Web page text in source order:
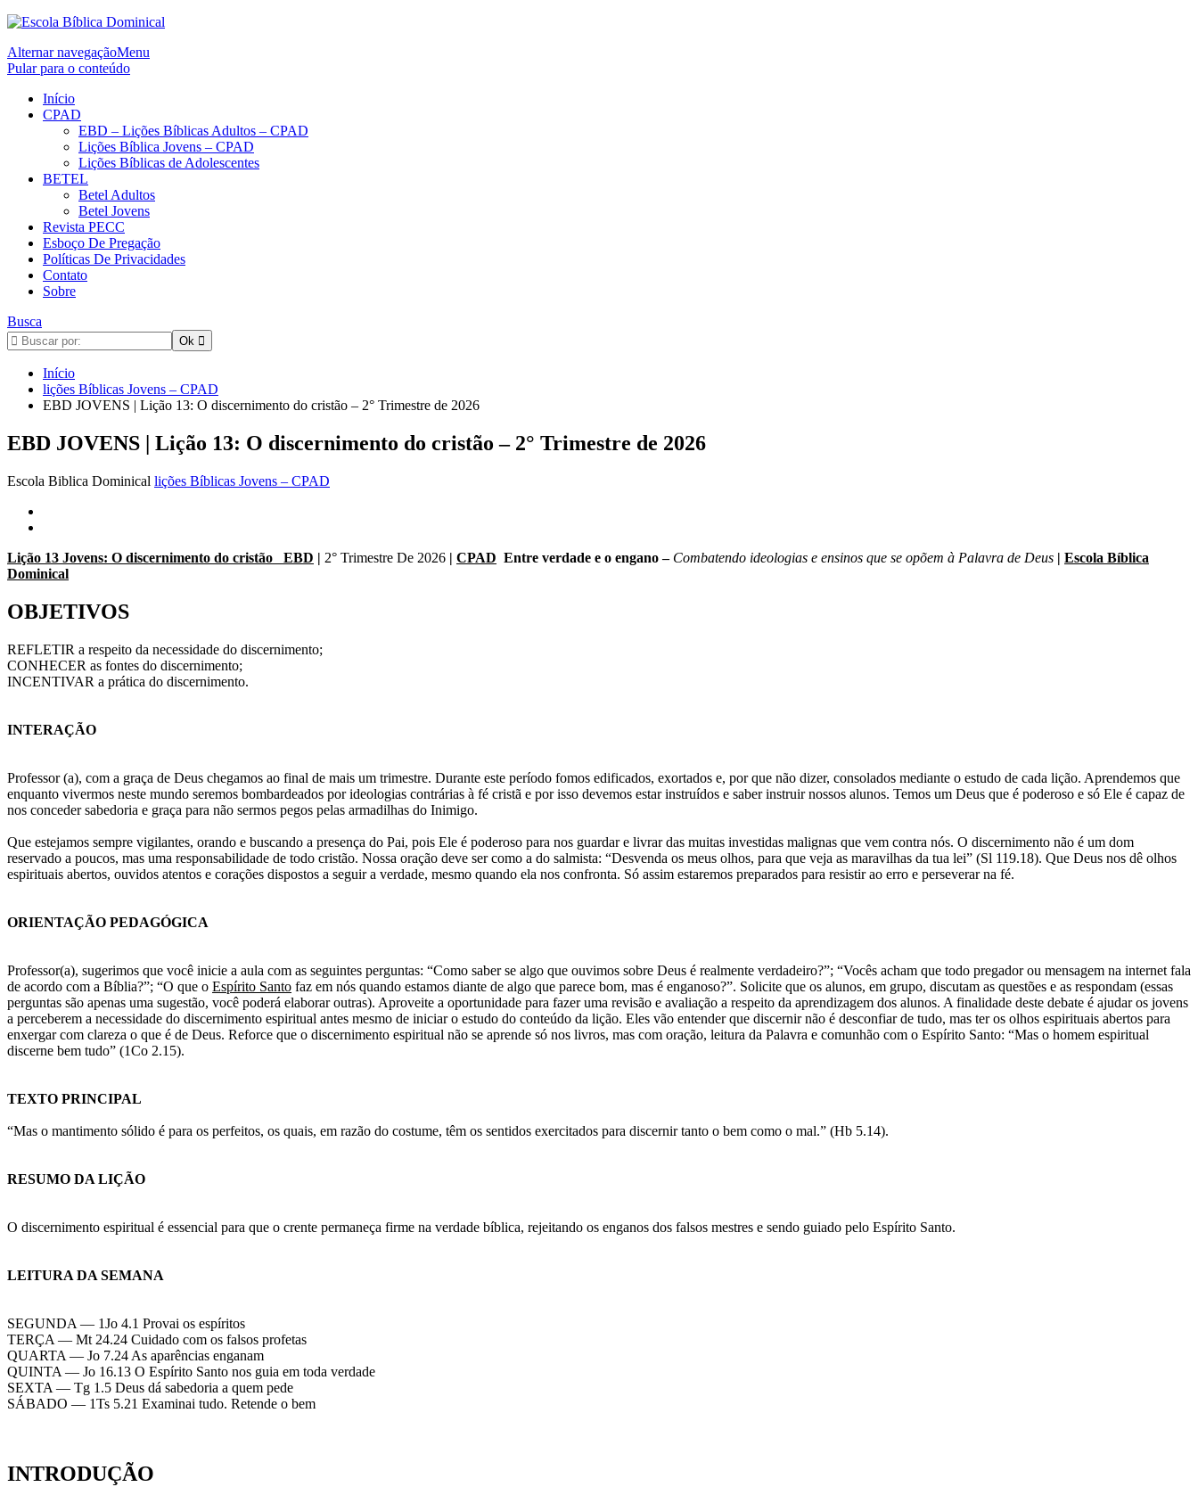
Alternar navegaçãoMenu
Pular para o conteúdo
Início
CPAD
EBD – Lições Bíblicas Adultos – CPAD
Lições Bíblica Jovens – CPAD
Lições Bíblicas de Adolescentes
BETEL
Betel Adultos
Betel Jovens
Revista PECC
Esboço De Pregação
Políticas De Privacidades
Contato
Sobre
Busca
Início
lições Bíblicas Jovens – CPAD
EBD JOVENS | Lição 13: O discernimento do cristão – 2° Trimestre de 2026
EBD JOVENS | Lição 13: O discernimento do cristão – 2° Trimestre de 2026
Escola Biblica Dominical lições Bíblicas Jovens – CPAD
Lição 13 Jovens: O discernimento do cristão EBD | 2° Trimestre De 2026 | CPAD Entre verdade e o engano – Combatendo ideologias e ensinos que se opõem à Palavra de Deus | Escola Bíblica
Dominical
OBJETIVOS
REFLETIR a respeito da necessidade do discernimento;
CONHECER as fontes do discernimento;
INCENTIVAR a prática do discernimento.
INTERAÇÃO
Professor (a), com a graça de Deus chegamos ao final de mais um trimestre. Durante este período fomos edificados, exortados e, por que não dizer, consolados mediante o estudo de cada lição. Aprendemos que
enquanto vivermos neste mundo seremos bombardeados por ideologias contrárias à fé cristã e por isso devemos estar instruídos e saber instruir nossos alunos. Temos um Deus que é poderoso e só Ele é capaz de
nos conceder sabedoria e graça para não sermos pegos pelas armadilhas do Inimigo.
Que estejamos sempre vigilantes, orando e buscando a presença do Pai, pois Ele é poderoso para nos guardar e livrar das muitas investidas malignas que vem contra nós. O discernimento não é um dom
reservado a poucos, mas uma responsabilidade de todo cristão. Nossa oração deve ser como a do salmista: “Desvenda os meus olhos, para que veja as maravilhas da tua lei” (Sl 119.18). Que Deus nos dê olhos
espirituais abertos, ouvidos atentos e corações dispostos a seguir a verdade, mesmo quando ela nos confronta. Só assim estaremos preparados para resistir ao erro e perseverar na fé.
ORIENTAÇÃO PEDAGÓGICA
Professor(a), sugerimos que você inicie a aula com as seguintes perguntas: “Como saber se algo que ouvimos sobre Deus é realmente verdadeiro?”; “Vocês acham que todo pregador ou mensagem na internet fala
de acordo com a Bíblia?”; “O que o Espírito Santo faz em nós quando estamos diante de algo que parece bom, mas é enganoso?”. Solicite que os alunos, em grupo, discutam as questões e as respondam (essas
perguntas são apenas uma sugestão, você poderá elaborar outras). Aproveite a oportunidade para fazer uma revisão e avaliação a respeito da aprendizagem dos alunos. A finalidade deste debate é ajudar os jovens
a perceberem a necessidade do discernimento espiritual antes mesmo de iniciar o estudo do conteúdo da lição. Eles vão entender que discernir não é desconfiar de tudo, mas ter os olhos espirituais abertos para
enxergar com clareza o que é de Deus. Reforce que o discernimento espiritual não se aprende só nos livros, mas com oração, leitura da Palavra e comunhão com o Espírito Santo: “Mas o homem espiritual
discerne bem tudo” (1Co 2.15).
TEXTO PRINCIPAL
“Mas o mantimento sólido é para os perfeitos, os quais, em razão do costume, têm os sentidos exercitados para discernir tanto o bem como o mal.” (Hb 5.14).
RESUMO DA LIÇÃO
O discernimento espiritual é essencial para que o crente permaneça firme na verdade bíblica, rejeitando os enganos dos falsos mestres e sendo guiado pelo Espírito Santo.
LEITURA DA SEMANA
SEGUNDA — 1Jo 4.1 Provai os espíritos
TERÇA — Mt 24.24 Cuidado com os falsos profetas
QUARTA — Jo 7.24 As aparências enganam
QUINTA — Jo 16.13 O Espírito Santo nos guia em toda verdade
SEXTA — Tg 1.5 Deus dá sabedoria a quem pede
SÁBADO — 1Ts 5.21 Examinai tudo. Retende o bem
INTRODUÇÃO